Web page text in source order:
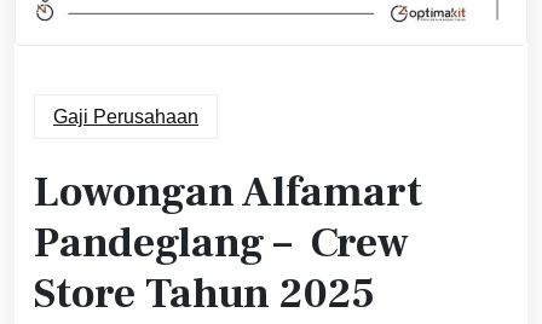
Gaji Perusahaan
Lowongan Alfamart
Pandeglang – Crew
Store Tahun 2025